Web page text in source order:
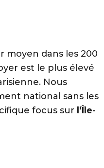
moyen dans les 200
est le plus élevé
Nous
national sans les
focus sur l’Île-